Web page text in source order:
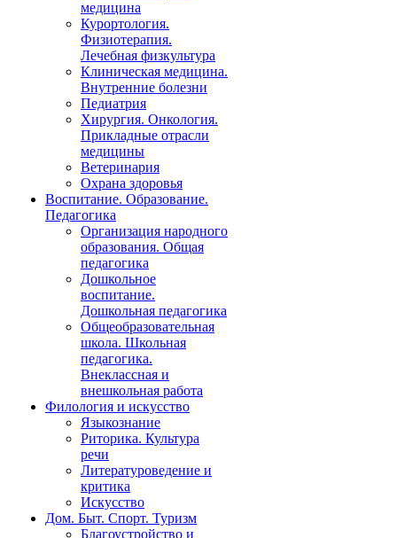
медицина
Курортология.
Физиотерапия.
Лечебная физкультура
Клиническая медицина.
Внутренние болезни
Педиатрия
Хирургия. Онкология.
Прикладные отрасли
медицины
Ветеринария
Охрана здоровья
Воспитание. Образование.
Педагогика
Организация народного
образования. Общая
педагогика
Дошкольное
воспитание.
Дошкольная педагогика
Общеобразовательная
школа. Школьная
педагогика.
Внеклассная и
внешкольная работа
Филология и искусство
Языкознание
Риторика. Культура
речи
Литературоведение и
критика
Искусство
Дом. Быт. Спорт. Туризм
Благоустройство и